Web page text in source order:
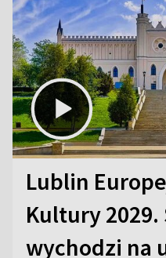
Lublin
Kultury 2029.
wychodzi na